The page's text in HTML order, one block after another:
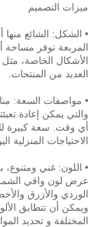
ميزات التصميم
• الشكل: الشائع
المربعة توفر مساحة
الأشكال الخاصة، مثل
العديد من المنتجات.
والتي يمكن إعادة
الاحتياجات المنزلية
• اللون: غني ومتنوع،
عرض لون واقي الشمس
الوردي والأزرق
ويمكن أن تتطابق
المختلفة و تحديد